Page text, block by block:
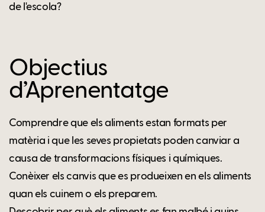
de l'escola?
Objectius
d’Aprenentatge
Comprendre que els aliments estan formats per
matèria i que les seves propietats poden canviar a
causa de transformacions físiques i químiques.
Conèixer els canvis que es produeixen en els aliments
quan els cuinem o els preparem.